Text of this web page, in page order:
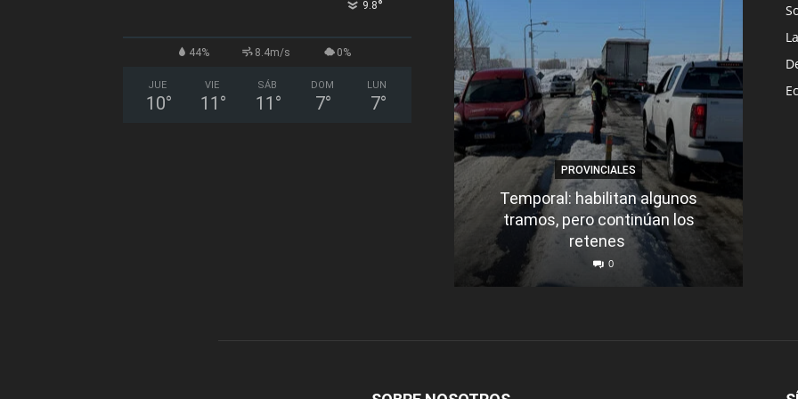
9.8°
44% 8.4m/s 0%
JUE
10°
VIE
11 °
SÁB
11 °
DOM
7°
LUN
7°
PROVINCIALES
Temporal: habilitan algunos
tramos, pero continúan los
retenes
0